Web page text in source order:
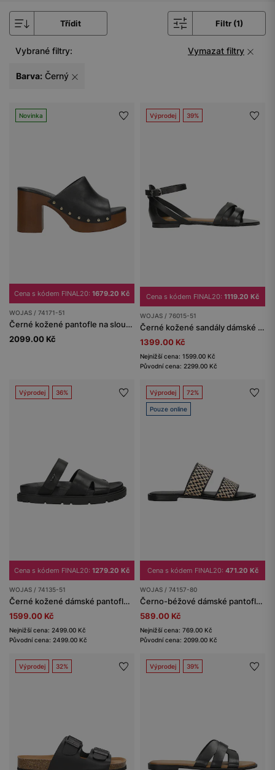
Třídit Filtr (1)
Vybrané filtry: Vymazat filtry
Barva: Černý
Novinka
Cena s kódem FINAL20: 1679.20 Kč
WOJAS / 74171-51
Černé kožené pantofle na sloupkovém podpatku a platformě
2099.00 Kč
Výprodej 39%
Cena s kódem FINAL20: 1119.20 Kč
WOJAS / 76015-51
Černé kožené sandály dámské z kvalitní kůže
1399.00 Kč
Nejnižší cena: 1599.00 Kč
Původní cena: 2299.00 Kč
Výprodej 36%
Cena s kódem FINAL20: 1279.20 Kč
WOJAS / 74135-51
Černé kožené dámské pantofle na ploché podrážce
1599.00 Kč
Nejnižší cena: 2499.00 Kč
Původní cena: 2499.00 Kč
Výprodej 72%
Pouze online
Cena s kódem FINAL20: 471.20 Kč
WOJAS / 74157-80
Černo-béžové dámské pantofle z lícové kůže s pleteninou z rafie
589.00 Kč
Nejnižší cena: 769.00 Kč
Původní cena: 2099.00 Kč
Výprodej 32% Výprodej 39%